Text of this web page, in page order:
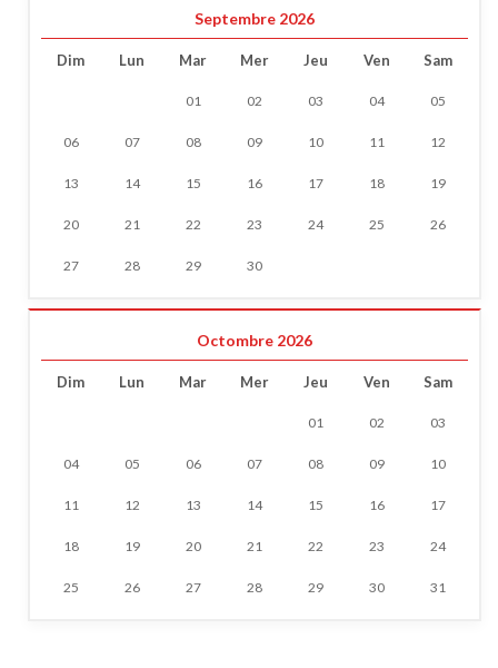
Septembre 2026
Dim Lun Mar Mer Jeu Ven Sam
01 02 03 04 05
06 07 08 09 10 11 12
13 14 15 16 17 18 19
20 21 22 23 24 25 26
27 28 29 30
Octombre 2026
Dim Lun Mar Mer Jeu Ven Sam
01 02 03
04 05 06 07 08 09 10
11 12 13 14 15 16 17
18 19 20 21 22 23 24
25 26 27 28 29 30 31